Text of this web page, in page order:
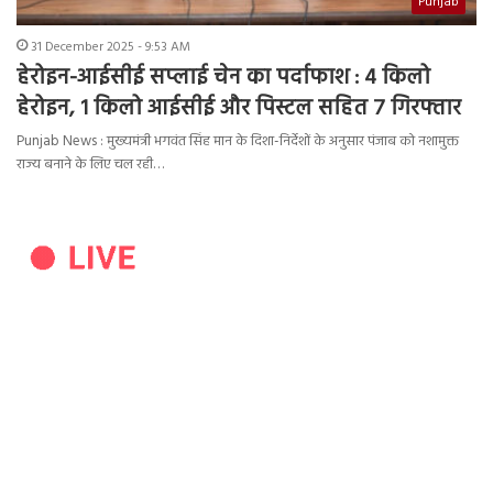
31 December 2025 - 9:53 AM
हेरोइन-आईसीई सप्लाई चेन का पर्दाफाश : 4 किलो
हेरोइन, 1 किलो आईसीई और पिस्टल सहित 7 गिरफ्तार
Punjab News : मुख्यमंत्री भगवंत सिंह मान के दिशा-निर्देशों के अनुसार पंजाब को नशामुक्त
राज्य बनाने के लिए चल रही…